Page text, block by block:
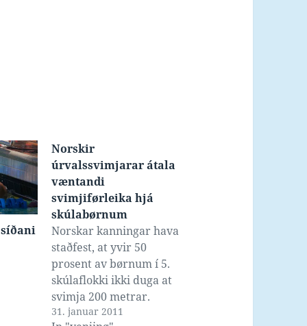
síðani
Norskir
úrvalssvimjarar átala
væntandi
svimjiførleika hjá
skúlabørnum
Norskar kanningar hava
staðfest, at yvir 50
prosent av børnum í 5.
skúlaflokki ikki duga at
svimja 200 metrar.
Norska verjan hevur
31. januar 2011